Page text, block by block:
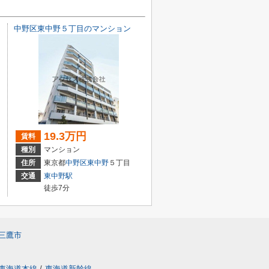
中野区東中野５丁目のマンション
賃料 19.3万円
種別
マンション
住所
東京都中野区東中野 ５丁目
交通
東中野駅
徒歩7分
鷹市